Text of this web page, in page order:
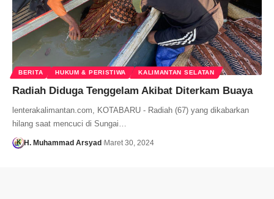
BERITA HUKUM & PERISTIWA KALIMANTAN SELATAN
Radiah Diduga Tenggelam Akibat Diterkam Buaya
lenterakalimantan.com, KOTABARU - Radiah (67) yang dikabarkan
hilang saat mencuci di Sungai…
H. Muhammad Arsyad Maret 30, 2024